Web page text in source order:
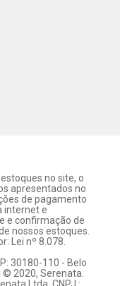
no site, o
apresentados no
de pagamento
internet e
e confirmação de
nossos estoques.
Lei nº 8.078.
30180-110 - Belo
© 2020, Serenata.
Ltda. CNPJ :